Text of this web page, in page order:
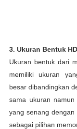
3. Ukuran Bentuk
Ukuran bentuk dari
memiliki ukuran
besar dibandingkan
sama ukuran
yang senang
sebagai pilihan